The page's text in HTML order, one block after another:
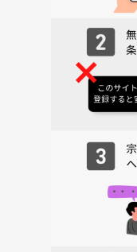
神田駅近くのレンタルス
落ち着いた空間／椅子・
飲み物とちょっとしたお
💴参加費： 会場でレン
ボドゲ会は若い年齢の集
上でボドゲに興味がある
く、30代中盤以上として
🎲手持ちゲーム紹介（一部